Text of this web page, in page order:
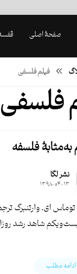
صفحۀ اصلی
فیلم فلسفی
فلسفی
به‌مثابۀ فلسفه
نشر لگا
۱۳۹۸-۰۴-۱۳
ای. وارتنبرگ
شاهد رشد
ادامه مطلب